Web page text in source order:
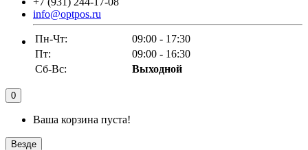
info@optpos.ru
Пн-Чт:
09:00 - 17:30
Пт:
09:00 - 16:30
Сб-Вс:
Выходной
0
Ваша корзина пуста!
Везде